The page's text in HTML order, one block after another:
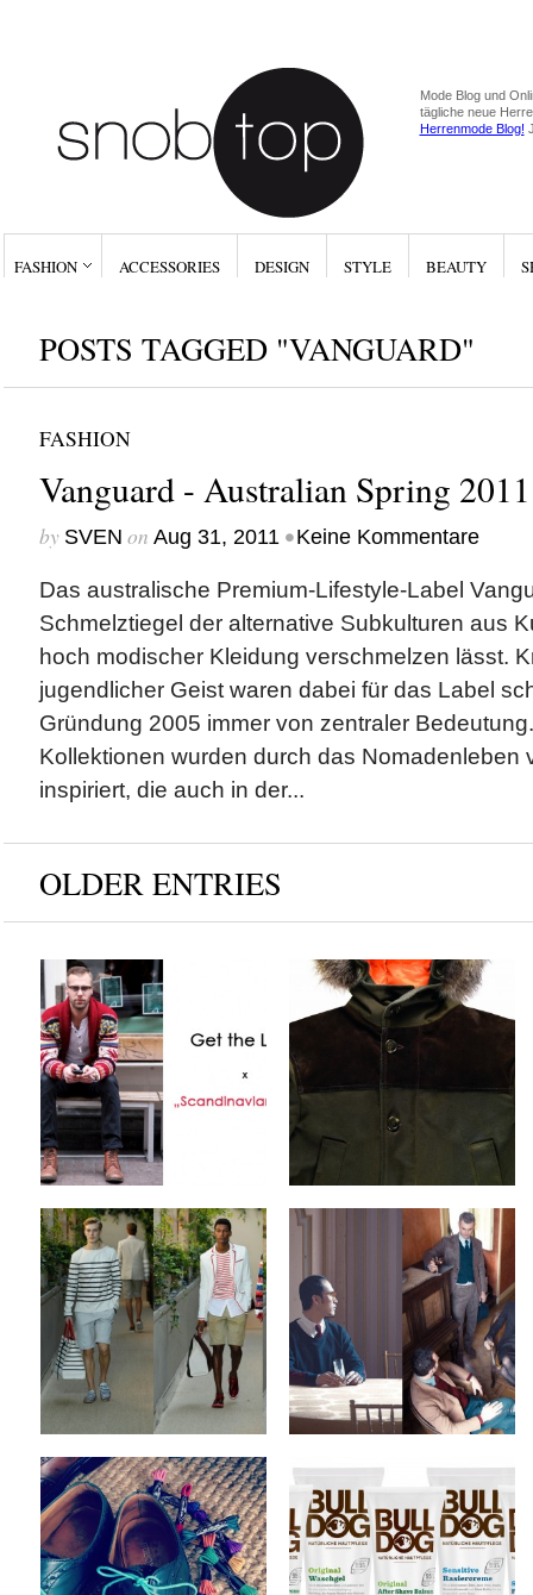
Mode Blog und
tägliche neue
Herrenmode Blog!
FASHION ACCESSORIES DESIGN STYLE BEAUTY
POSTS TAGGED "VANGUARD"
FASHION
Vanguard - Australian Spring
by SVEN on Aug 31, 2011 •Keine Kommentare
Das australische Premium-Lifestyle-Label
Schmelztiegel der alternative Subkulturen aus
hoch modischer Kleidung verschmelzen lässt.
jugendlicher Geist waren dabei für das Label
Gründung 2005 immer von zentraler
Kollektionen wurden durch das Nomadenleben
inspiriert, die auch in der...
OLDER ENTRIES
Get The Look x
Scandinavian Jack
by SVENonSep 18, 2012
Blauer & Tommy
Hilfiger x Fall/Winter
2012 Collection
Tommy Hilfiger x
Spring/Summer 2013
Collection
bySVENonSep 12, 2012
2 Kommentare
Camo x Fall/Winter
2012 Collection
bySVEN Sep 10, 2012
Keine Kommentare
Steve & Co x Benjo’s
Shoe Laces
SVEN onSep 6, 2012
Bulldog Products x
Natural Skincare
bySVENon Sep 4, 2012